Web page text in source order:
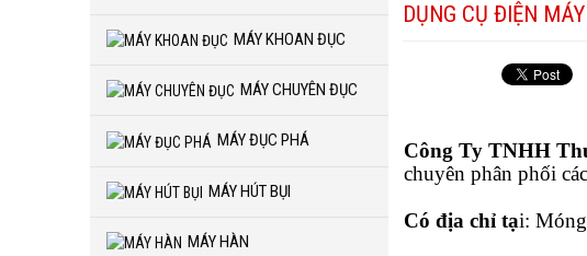
MÁY KHOAN ĐỤC
MÁY CHUYÊN ĐỤC
MÁY ĐỤC PHÁ
MÁY HÚT BỤI
MÁY HÀN
DỤNG CỤ ĐIỆN
Công Ty TNHH
chuyên phân phối
Có địa chỉ tại: